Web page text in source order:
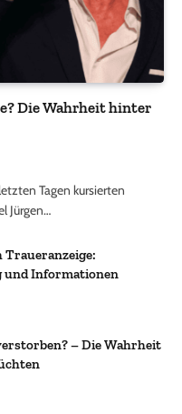
Die Wahrheit hinter
Tagen kursierten
Jürgen…
Traueranzeige:
und Informationen
– Die Wahrheit